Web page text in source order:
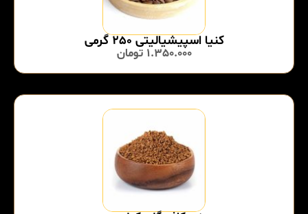
کنیا اسپیشیالیتی 250 گرمی
1.350.000 تومان